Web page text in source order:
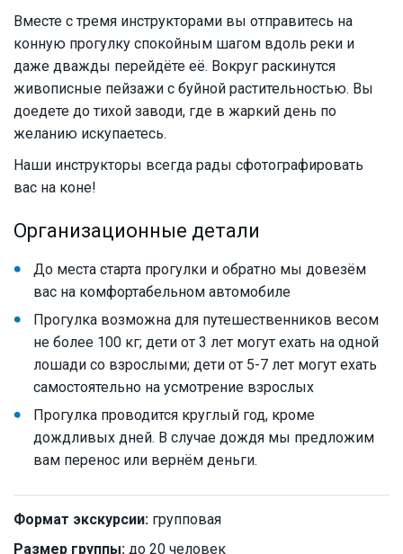
Вместе с тремя инструкторами вы отправитесь на
конную прогулку спокойным шагом вдоль реки и
даже дважды перейдёте её. Вокруг раскинутся
живописные пейзажи с буйной растительностью. Вы
доедете до тихой заводи, где в жаркий день по
желанию искупаетесь.
Наши инструкторы всегда рады сфотографировать
вас на коне!
Организационные детали
До места старта прогулки и обратно мы довезём
вас на комфортабельном автомобиле
Прогулка возможна для путешественников весом
не более 100 кг; дети от 3 лет могут ехать на одной
лошади со взрослыми; дети от 5-7 лет могут ехать
самостоятельно на усмотрение взрослых
Прогулка проводится круглый год, кроме
дождливых дней. В случае дождя мы предложим
вам перенос или вернём деньги.
Формат экскурсии: групповая
Размер группы: до 20 человек